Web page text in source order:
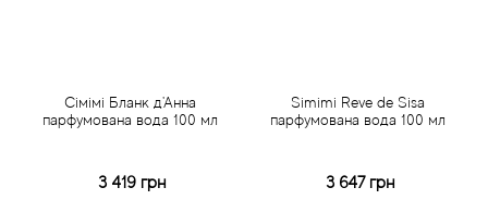
Сімімі Бланк д'Анна
парфумована вода 100 мл
3 419 грн
Simimi Reve de Sisa
парфумована вода 100 мл
3 647 грн
Antonio Visconti